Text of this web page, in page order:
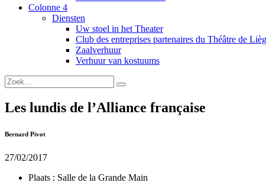
Colonne 4
Diensten
Uw stoel in het Theater
Club des entreprises partenaires du Théâtre de
Zaalverhuur
Verhuur van kostuums
Les lundis de l’Alliance française
Bernard Pivot
27/02/2017
Plaats : Salle de la Grande Main